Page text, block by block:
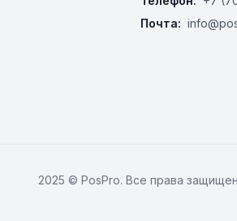
Почта:
2025 © PosPro. Все права